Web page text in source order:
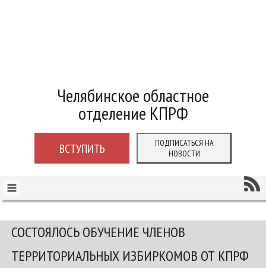
Челябинское областное
отделение КПРФ
ВСТУПИТЬ
ПОДПИСАТЬСЯ НА
НОВОСТИ
СОСТОЯЛОСЬ ОБУЧЕНИЕ ЧЛЕНОВ
ТЕРРИТОРИАЛЬНЫХ ИЗБИРКОМОВ ОТ КПРФ